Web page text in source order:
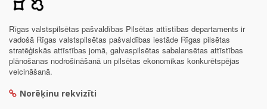
Rīgas valstspilsētas pašvaldības Pilsētas attīstības departaments ir
vadošā Rīgas valstspilsētas pašvaldības iestāde Rīgas pilsētas
stratēģiskās attīstības jomā, galvaspilsētas sabalansētas attīstības
plānošanas nodrošināšanā un pilsētas ekonomikas konkurētspējas
veicināšanā.
Norēķinu rekvizīti